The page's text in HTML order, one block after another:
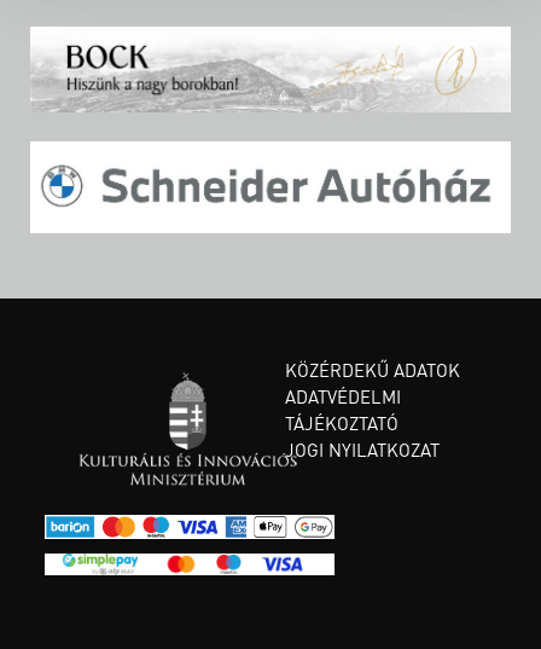
KÖZÉRDEKŰ ADATOK
ADATVÉDELMI
TÁJÉKOZTATÓ
JOGI NYILATKOZAT